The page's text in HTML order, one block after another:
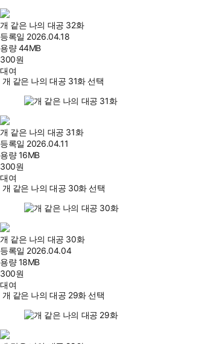
개 같은 나의 대공 32화
등록일 2026.04.18
용량44MB
300원
대여
개 같은 나의 대공 31화 선택
개 같은 나의 대공 31화
등록일 2026.04.11
용량16MB
300원
대여
개 같은 나의 대공 30화 선택
개 같은 나의 대공 30화
등록일 2026.04.04
용량18MB
300원
대여
개 같은 나의 대공 29화 선택